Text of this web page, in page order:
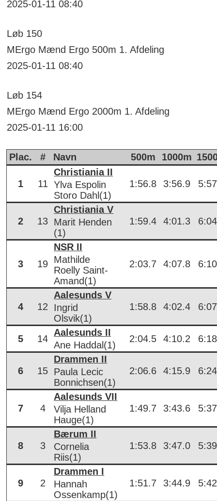
2025-01-11 08:40
Løb 150
MErgoMænd Ergo 500m 1. Afdeling
2025-01-11 08:40
Løb 154
MErgoMænd Ergo 2000m 1. Afdeling
2025-01-11 16:00
Plac. # Navn 500m 1000m
1 11
Christiania II
Ylva Espolin
Storo Dahl(1)
1:56.8 3:56.9
2 13
Christiania V
Marit Henden
(1)
1:59.4 4:01.3
3 19
NSR II
Mathilde
Roelly Saint-
Amand(1)
2:03.7 4:07.8
4 12
Aalesunds V
Ingrid
Olsvik(1)
1:58.8 4:02.4
5 14
Aalesunds II
Ane Haddal(1)
2:04.5 4:10.2
6 15
Drammen II
Paula Lecic
Bonnichsen(1)
2:06.6 4:15.9
7 4
Aalesunds VII
Vilja Helland
Hauge(1)
1:49.7 3:43.6
8 3
Bærum II
Cornelia
Riis(1)
1:53.8 3:47.0
9 2
Drammen I
Hannah
Ossenkamp(1)
1:51.7 3:44.9